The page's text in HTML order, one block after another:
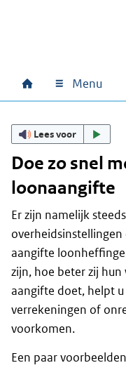
Hoofdnavigatie
Home Menu
Lees voor
Doe zo snel
loonaangifte
Er zijn namelijk
aangifte
zijn, hoe beter zij hun
aangifte doet, helpt
verrekeningen of
voorkomen.
Een paar